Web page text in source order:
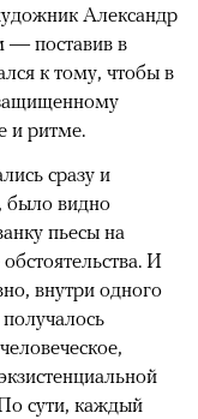
Александр
поставив в
к тому, чтобы в
и ритме.
сразу и
было видно
пьесы на
И
внутри одного
сути, каждый